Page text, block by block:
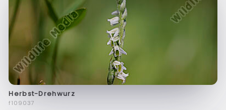
Herbst-Drehwurz
f109037